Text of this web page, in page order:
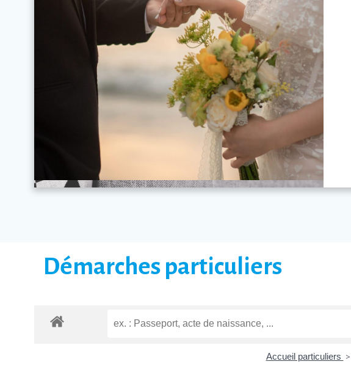
Démarches particuliers
Accueil particuliers >